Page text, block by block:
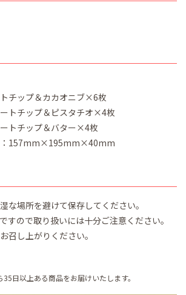
チップ＆カカオニブ×6枚
トチップ＆ピスタチオ×4枚
トチップ＆バター×4枚
：157mm×195mm×40mm
な場所を避けて保存してください。
すので取り扱いには十分ご注意ください。
召し上がりください。
日以上ある商品をお届けいたします。